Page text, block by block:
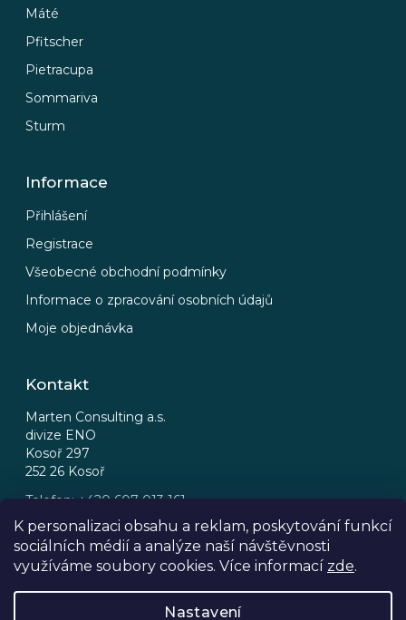
K personalizaci obsahu a reklam, poskytování funkcí
sociálních médií a analýze naší návštěvnosti
využíváme soubory cookies. Více informací zde.
Nastavení
Máté
Pfitscher
Pietracupa
Sommariva
Sturm
Informace
Přihlášení
Registrace
Všeobecné obchodní podmínky
Informace o zpracování osobních údajů
Moje objednávka
Kontakt
Marten Consulting a.s.
divize ENO
Kosoř 297
252 26 Kosoř
Telefon: +420 607 013 161
Email: eno@eno.cz
FB IG